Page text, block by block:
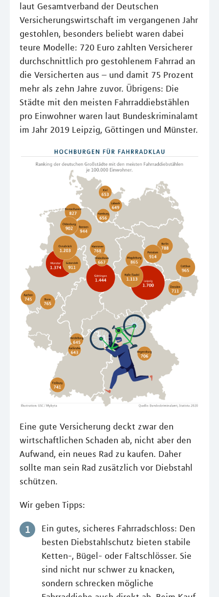
laut Gesamtverband der Deutschen
Versicherungswirtschaft im vergangenen Jahr
gestohlen, besonders beliebt waren dabei
teure Modelle: 720 Euro zahlten Versicherer
durchschnittlich pro gestohlenem Fahrrad an
die Versicherten aus – und damit 75 Prozent
mehr als zehn Jahre zuvor. Übrigens: Die
Städte mit den meisten Fahrraddiebstählen
pro Einwohner waren laut Bundeskriminalamt
im Jahr 2019 Leipzig, Göttingen und Münster.
Eine gute Versicherung deckt zwar den
wirtschaftlichen Schaden ab, nicht aber den
Aufwand, ein neues Rad zu kaufen. Daher
sollte man sein Rad zusätzlich vor Diebstahl
schützen.
Wir geben Tipps:
Ein gutes, sicheres Fahrradschloss: Den
besten Diebstahlschutz bieten stabile
Ketten-, Bügel- oder Faltschlösser. Sie
sind nicht nur schwer zu knacken,
sondern schrecken mögliche